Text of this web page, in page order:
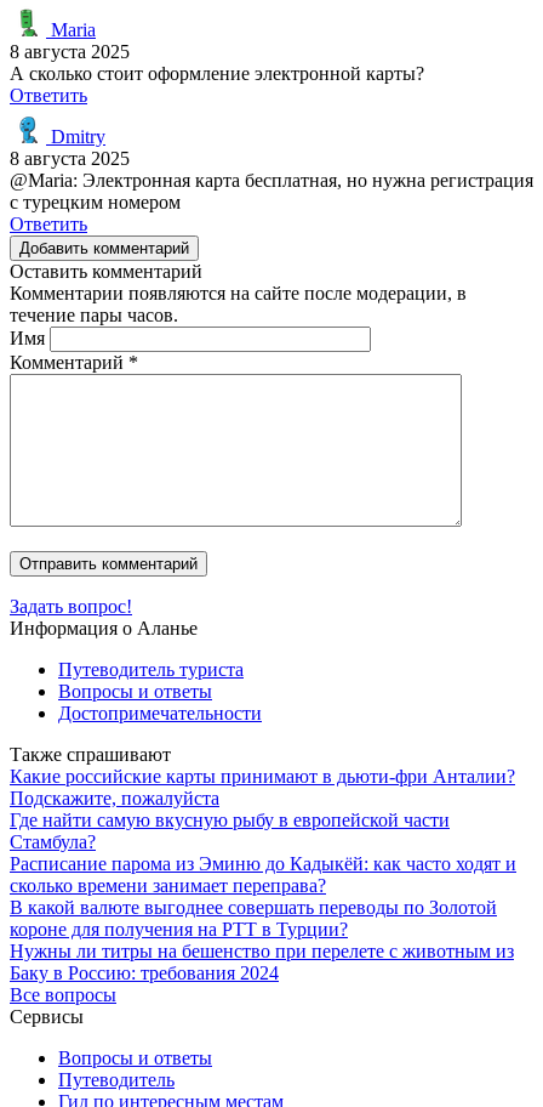
Maria
8 августа 2025
А сколько стоит оформление электронной карты?
Ответить
Dmitry
8 августа 2025
@Maria: Электронная карта бесплатная, но нужна регистрация
с турецким номером
Ответить
Добавить комментарий
Оставить комментарий
Комментарии появляются на сайте после модерации, в
течение пары часов.
Имя
Комментарий *
Задать вопрос!
Информация о Аланье
Путеводитель туриста
Вопросы и ответы
Достопримечательности
Также спрашивают
Какие российские карты принимают в дьюти-фри Анталии?
Подскажите, пожалуйста
Где найти самую вкусную рыбу в европейской части
Стамбула?
Расписание парома из Эминю до Кадыкёй: как часто ходят и
сколько времени занимает переправа?
В какой валюте выгоднее совершать переводы по Золотой
короне для получения на PTT в Турции?
Нужны ли титры на бешенство при перелете с животным из
Баку в Россию: требования 2024
Все вопросы
Сервисы
Вопросы и ответы
Путеводитель
Гид по интересным местам